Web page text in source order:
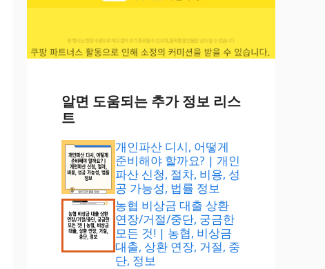
알면 도움되는 추가 정보 리스
트
개인파산 디시, 어떻게
준비해야 할까요? | 개인
파산 신청, 절차, 비용, 성
공 가능성, 법률 정보
농협 비상금 대출 상환
연장/거절/중단, 궁금한
모든 것! | 농협, 비상금
대출, 상환 연장, 거절, 중
단, 정보